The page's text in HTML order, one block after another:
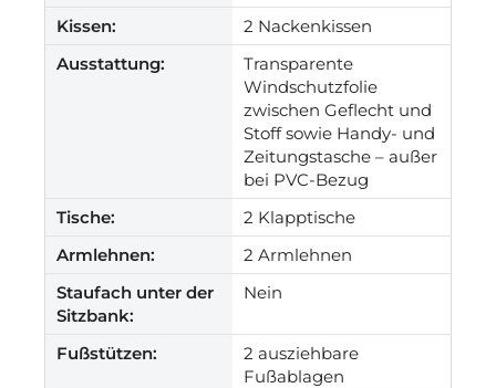
Kissen:
2 Nackenkissen
Ausstattung:
Transparente
Windschutzfolie
zwischen Geflecht und
Stoff sowie Handy- und
Zeitungstasche – außer
bei PVC-Bezug
Tische:
2 Klapptische
Armlehnen:
2 Armlehnen
Staufach unter der
Sitzbank:
Nein
Fußstützen:
2 ausziehbare
Fußablagen